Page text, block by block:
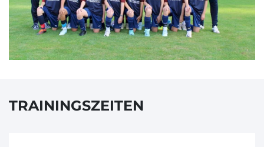
TRAININGSZEITEN